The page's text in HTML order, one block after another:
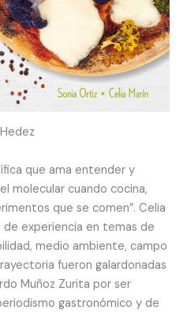
que ama entender y
molecular cuando cocina,
que se comen”. Celia
experiencia en temas de
medio ambiente, campo
fueron galardonadas
Muñoz Zurita por ser
gastronómico y de